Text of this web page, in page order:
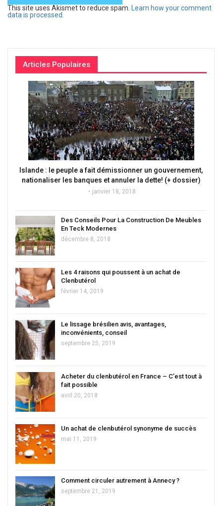
This site uses Akismet to reduce spam.
Learn how your comment
data is processed
Articles Populaires
Islande : le peuple a fait démissionner un gouvernement,
nationaliser les banques et annuler la dette! (+ dossier)
janvier 18, 2018
Des Conseils Pour La Construction De Meubles
En Teck Modernes
décembre 8, 2018
Les 4 raisons qui poussent à un achat de
Clenbutérol
février 14, 2019
Le lissage brésilien avis, avantages,
inconvénients, conseil
septembre 25, 2019
Acheter du clenbutérol en France – C’est tout à
fait possible
avril 20, 2018
Un achat de clenbutérol synonyme de succès
mai 11, 2019
Comment circuler autrement à Annecy ?
septembre 21, 2019